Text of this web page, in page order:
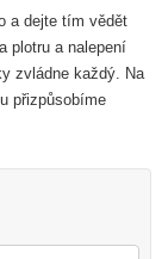
a dejte tím vědět
plotru a nalepení
zvládne každý. Na
přizpůsobíme